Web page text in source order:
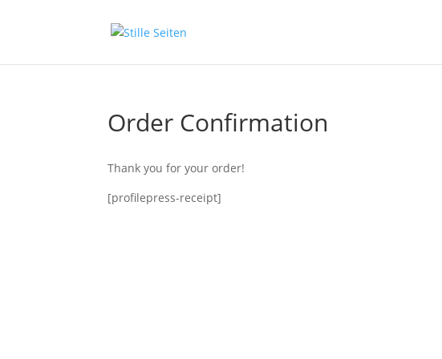
Order Confirmation
Thank you for your order!
[profilepress-receipt]